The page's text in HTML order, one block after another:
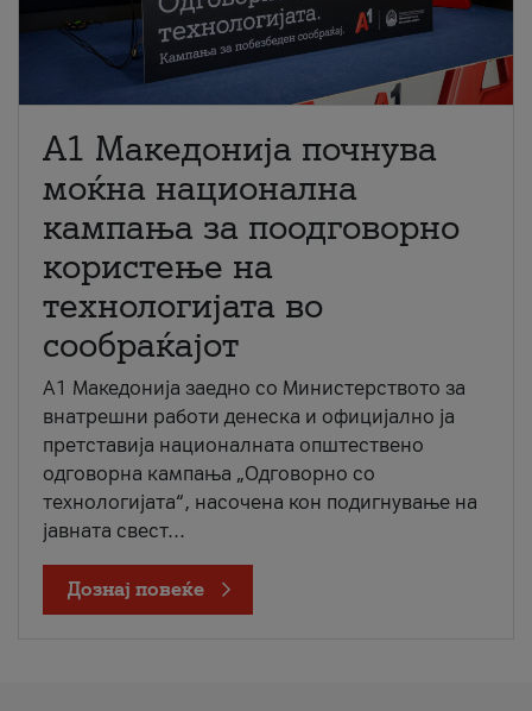
A1 Македонија почнува
моќна национална
кампања за поодговорно
користење на
технологијата во
сообраќајот
A1 Македонија заедно со Министерството за
внатрешни работи денеска и официјално ја
претставија националната општествено
одговорна кампања „Одговорно со
технологијата“, насочена кон подигнување на
јавната свест...
Дознај повеќе